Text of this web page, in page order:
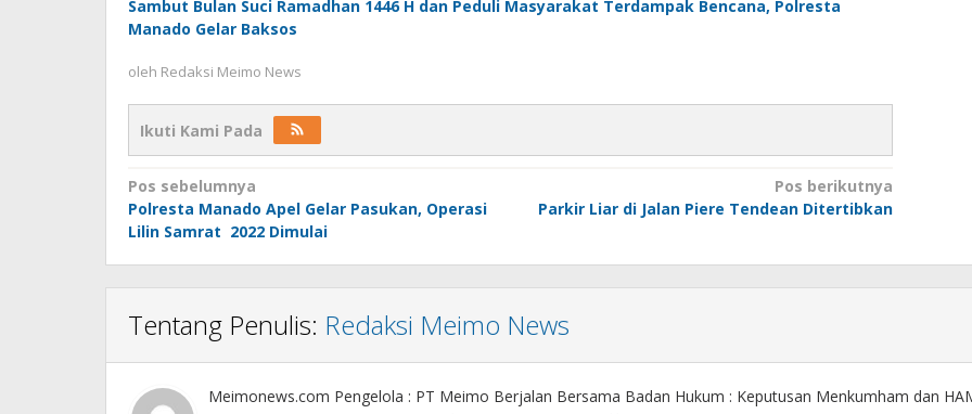
Sambut Bulan Suci Ramadhan 1446 H dan Peduli Masyarakat Terdampak Bencana, Polresta
Manado Gelar Baksos
oleh Redaksi Meimo News
Ikuti Kami Pada
Navigasi
pos
Pos sebelumnya
Polresta Manado Apel Gelar Pasukan, Operasi
Lilin Samrat 2022 Dimulai
Pos berikutnya
Parkir Liar di Jalan Piere Tendean Ditertibkan
Tentang Penulis: Redaksi Meimo News
Meimonews.com Pengelola : PT Meimo Berjalan Bersama Badan Hukum : Keputusan Menkumham dan